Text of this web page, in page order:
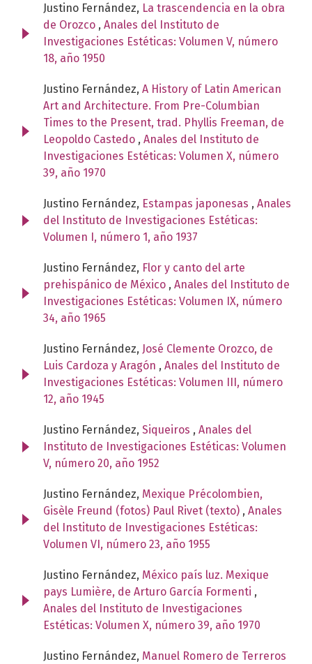
Justino Fernández, La trascendencia en la obra
de Orozco , Anales del Instituto de
Investigaciones Estéticas: Volumen V, número
18, año 1950
Justino Fernández, A History of Latin American
Art and Architecture. From Pre-Columbian
Times to the Present, trad. Phyllis Freeman, de
Leopoldo Castedo , Anales del Instituto de
Investigaciones Estéticas: Volumen X, número
39, año 1970
Justino Fernández, Estampas japonesas , Anales
del Instituto de Investigaciones Estéticas:
Volumen I, número 1, año 1937
Justino Fernández, Flor y canto del arte
prehispánico de México , Anales del Instituto de
Investigaciones Estéticas: Volumen IX, número
34, año 1965
Justino Fernández, José Clemente Orozco, de
Luis Cardoza y Aragón , Anales del Instituto de
Investigaciones Estéticas: Volumen III, número
12, año 1945
Justino Fernández, Siqueiros , Anales del
Instituto de Investigaciones Estéticas: Volumen
V, número 20, año 1952
Justino Fernández, Mexique Précolombien,
Gisèle Freund (fotos) Paul Rivet (texto) , Anales
del Instituto de Investigaciones Estéticas:
Volumen VI, número 23, año 1955
Justino Fernández, México país luz. Mexique
pays Lumière, de Arturo García Formenti ,
Anales del Instituto de Investigaciones
Estéticas: Volumen X, número 39, año 1970
Justino Fernández, Manuel Romero de Terreros